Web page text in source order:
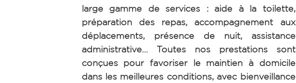
large gamme de services : aide à la toilette,
préparation des repas, accompagnement aux
déplacements, présence de nuit, assistance
administrative… Toutes nos prestations sont
conçues pour favoriser le maintien à domicile
dans les meilleures conditions, avec bienveillance